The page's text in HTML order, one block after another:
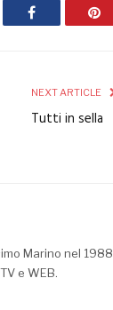
Facebook
NEXT ARTICLE
Tutti in sella
Marino nel
e WEB.